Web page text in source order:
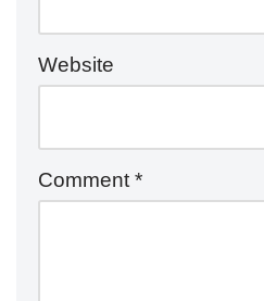
Website
Comment *